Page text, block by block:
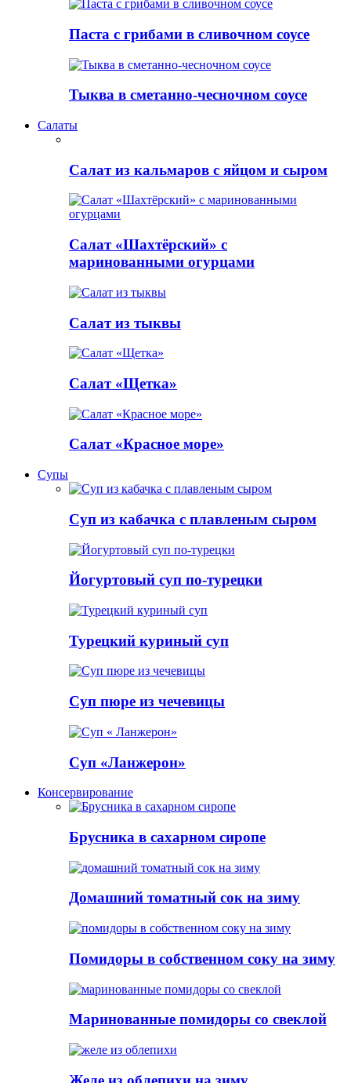
Паста с грибами в сливочном соусе
Тыква в сметанно-чесночном соусе
Салаты
Салат из кальмаров с яйцом и сыром
Салат «Шахтёрский» с
маринованными огурцами
Салат из тыквы
Салат «Щетка»
Салат «Красное море»
Супы
Суп из кабачка с плавленым сыром
Йогуртовый суп по-турецки
Турецкий куриный суп
Суп пюре из чечевицы
Суп «Ланжерон»
Консервирование
Брусника в сахарном сиропе
Домашний томатный сок на зиму
Помидоры в собственном соку на зиму
Маринованные помидоры со свеклой